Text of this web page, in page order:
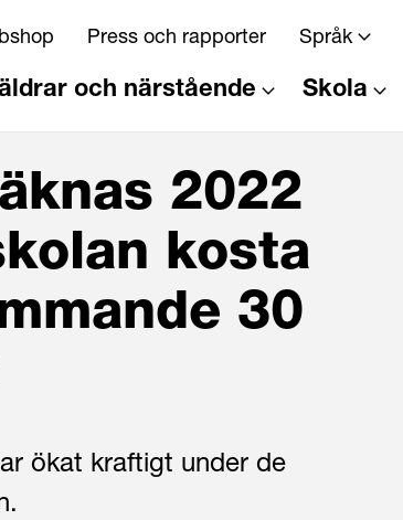
Press och rapporter Språk
och närstående Skola
2022
kosta
30
ökat kraftigt under de